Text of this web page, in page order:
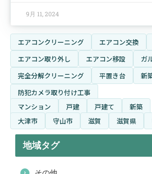
9月 11, 2024
エアコンクリーニング エアコン交換
エアコン取り外し
エアコン移設
ガ
完全分解クリーニング
平置き台
新
防犯カメラ取り付け工事
マンション
戸建 戸建て
新築
大津市
守山市 滋賀 滋賀県
地域タグ